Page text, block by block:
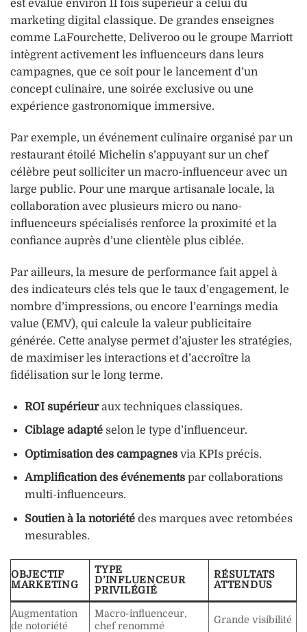
est évalué environ 11 fois supérieur à celui du
marketing digital classique. De grandes enseignes
comme LaFourchette, Deliveroo ou le groupe Marriott
intègrent activement les influenceurs dans leurs
campagnes, que ce soit pour le lancement d’un
concept culinaire, une soirée exclusive ou une
expérience gastronomique immersive.
Par exemple, un événement culinaire organisé par un
restaurant étoilé Michelin s’appuyant sur un chef
célèbre peut solliciter un macro-influenceur avec un
large public. Pour une marque artisanale locale, la
collaboration avec plusieurs micro ou nano-
influenceurs spécialisés renforce la proximité et la
confiance auprès d’une clientèle plus ciblée.
Par ailleurs, la mesure de performance fait appel à
des indicateurs clés tels que le taux d’engagement, le
nombre d’impressions, ou encore l’earnings media
value (EMV), qui calcule la valeur publicitaire
générée. Cette analyse permet d’ajuster les stratégies,
de maximiser les interactions et d’accroître la
fidélisation sur le long terme.
ROI supérieuraux techniques classiques.
Ciblage adaptéselon le type d’influenceur.
Optimisation des campagnesvia KPIs précis.
Amplification des événementspar collaborations
multi-influenceurs.
Soutien à la notoriétédes marques avec retombées
mesurables.
OBJECTIF
MARKETING
TYPE
D’INFLUENCEUR
PRIVILÉGIÉ
RÉSULTATS
ATTENDUS
Augmentation
de notoriété
Macro-influenceur,
chef renommé
Grande visibilité